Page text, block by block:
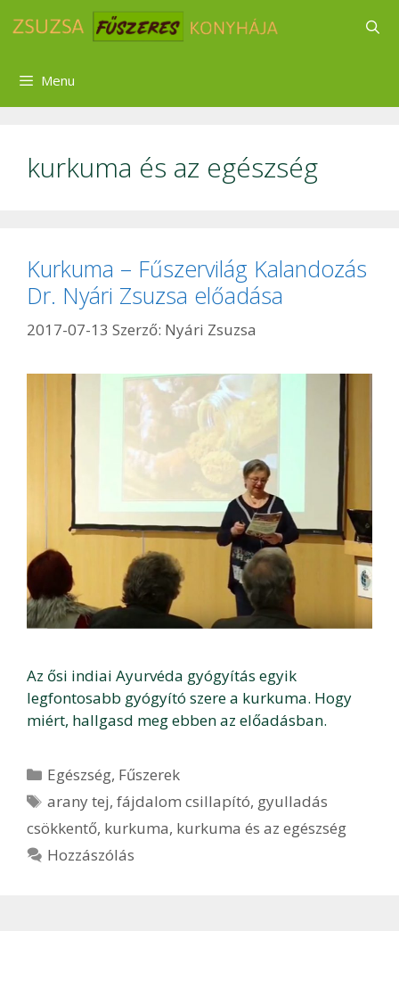
Menu
kurkuma és az egészség
Kurkuma – Fűszervilág Kalandozás
Dr. Nyári Zsuzsa előadása
2017-07-13 Szerző: Nyári Zsuzsa
Az ősi indiai Ayurvéda gyógyítás egyik
legfontosabb gyógyító szere a kurkuma. Hogy
miért, hallgasd meg ebben az előadásban.
Kategória
Egészség, Fűszerek
Címkék
arany tej,fájdalom csillapító, gyulladás
csökkentő, kurkuma, kurkuma és az egészség
Hozzászólás